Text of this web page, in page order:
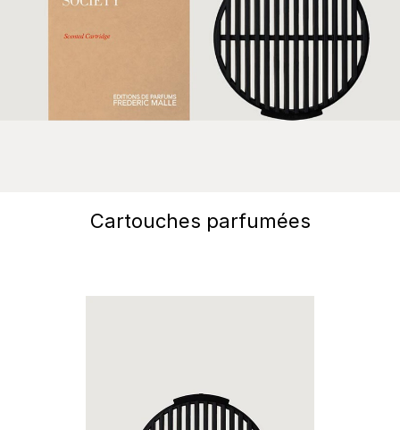
Cartouches parfumées